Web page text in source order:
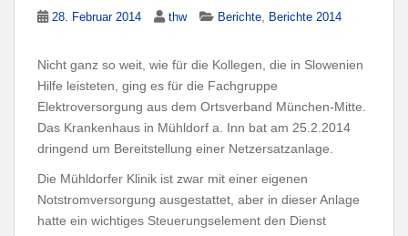
28. Februar 2014 thw Berichte Berichte 2014
Nicht ganz so weit, wie für die Kollegen, die in Slowenien
Hilfe leisteten, ging es für die Fachgruppe
Elektroversorgung aus dem Ortsverband München-Mitte.
Das Krankenhaus in Mühldorf a. Inn bat am 25.2.2014
dringend um Bereitstellung einer Netzersatzanlage.
Die Mühldorfer Klinik ist zwar mit einer eigenen
Notstromversorgung ausgestattet, aber in dieser Anlage
hatte ein wichtiges Steuerungselement den Dienst